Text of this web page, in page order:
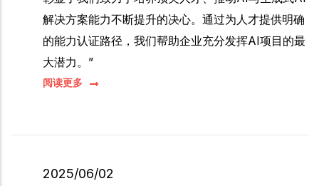
解决方案能力不断提升的决心。通过为人才提供明确
的能力认证路径，我们帮助企业充分发挥AI项目的最
大潜力。”
阅读更多
2025/06/02